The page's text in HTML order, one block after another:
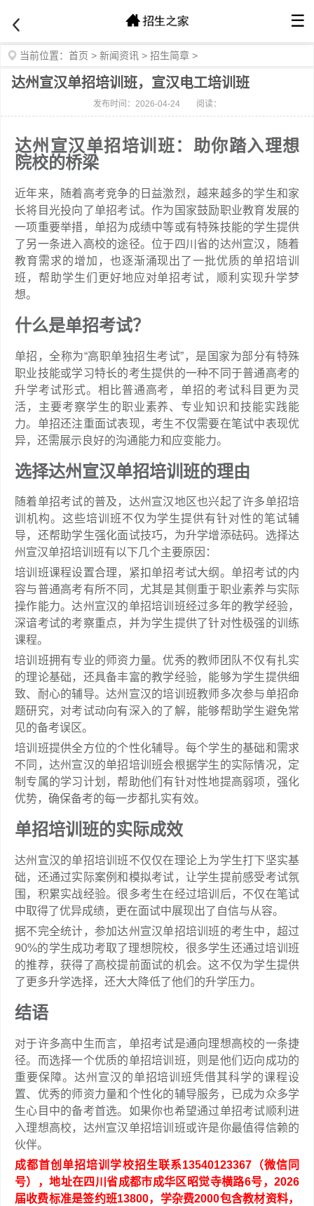
☰
当前位置： 首页 > 新闻资讯 > 招生简章 >
达州宣汉单招培训班，宣汉电工培训班
发布时间：2026-04-24 阅读：
达州宣汉单招培训班：助你踏入理想
院校的桥梁
近年来，随着高考竞争的日益激烈，越来越多的学生和家
长将目光投向了单招考试。作为国家鼓励职业教育发展的
一项重要举措，单招为成绩中等或有特殊技能的学生提供
了另一条进入高校的途径。位于四川省的达州宣汉，随着
教育需求的增加，也逐渐涌现出了一批优质的单招培训
班，帮助学生们更好地应对单招考试，顺利实现升学梦
想。
什么是单招考试？
单招，全称为“高职单独招生考试”，是国家为部分有特殊
职业技能或学习特长的考生提供的一种不同于普通高考的
升学考试形式。相比普通高考，单招的考试科目更为灵
活，主要考察学生的职业素养、专业知识和技能实践能
力。单招还注重面试表现，考生不仅需要在笔试中表现优
异，还需展示良好的沟通能力和应变能力。
选择达州宣汉单招培训班的理由
随着单招考试的普及，达州宣汉地区也兴起了许多单招培
训机构。这些培训班不仅为学生提供有针对性的笔试辅
导，还帮助学生强化面试技巧，为升学增添砝码。选择达
州宣汉单招培训班有以下几个主要原因：
培训班课程设置合理，紧扣单招考试大纲。单招考试的内
容与普通高考有所不同，尤其是其侧重于职业素养与实际
操作能力。达州宣汉的单招培训班经过多年的教学经验，
深谙考试的考察重点，并为学生提供了针对性极强的训练
课程。
培训班拥有专业的师资力量。优秀的教师团队不仅有扎实
的理论基础，还具备丰富的教学经验，能够为学生提供细
致、耐心的辅导。达州宣汉的培训班教师多次参与单招命
题研究，对考试动向有深入的了解，能够帮助学生避免常
见的备考误区。
培训班提供全方位的个性化辅导。每个学生的基础和需求
不同，达州宣汉的单招培训班会根据学生的实际情况，定
制专属的学习计划，帮助他们有针对性地提高弱项，强化
优势，确保备考的每一步都扎实有效。
单招培训班的实际成效
达州宣汉的单招培训班不仅仅在理论上为学生打下坚实基
础，还通过实际案例和模拟考试，让学生提前感受考试氛
围，积累实战经验。很多考生在经过培训后，不仅在笔试
中取得了优异成绩，更在面试中展现出了自信与从容。
据不完全统计，参加达州宣汉单招培训班的考生中，超过
90%的学生成功考取了理想院校，很多学生还通过培训班
的推荐，获得了高校提前面试的机会。这不仅为学生提供
了更多升学选择，还大大降低了他们的升学压力。
结语
对于许多高中生而言，单招考试是通向理想高校的一条捷
径。而选择一个优质的单招培训班，则是他们迈向成功的
重要保障。达州宣汉的单招培训班凭借其科学的课程设
置、优秀的师资力量和个性化的辅导服务，已成为众多学
生心目中的备考首选。如果你也希望通过单招考试顺利进
入理想高校，达州宣汉单招培训班或许是你最值得信赖的
伙伴。
成都首创单招培训学校招生联系13540123367（微信同
号），地址在四川省成都市成华区昭觉寺横路6号，2026
届收费标准是签约班13800，学杂费2000包含教材资料，